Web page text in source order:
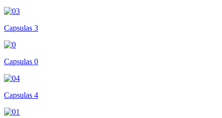
Capsulas 3
Capsulas 0
Capsulas 4